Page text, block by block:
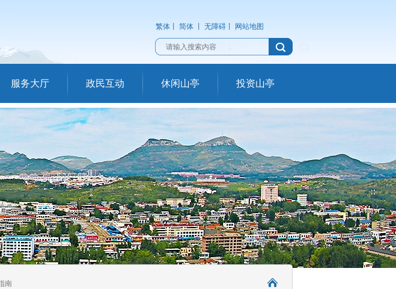
繁体 简体 无障碍 网站地图
服务大厅 政民互动 休闲山亭 投资山亭
南